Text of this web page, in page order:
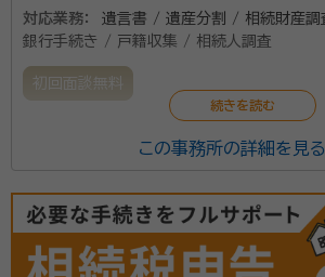
対応業務：
遺言書 / 遺産分割 / 相続財産
銀行手続き / 戸籍収集 / 相続人調査
初回面談無料
この事務所の詳細を見る